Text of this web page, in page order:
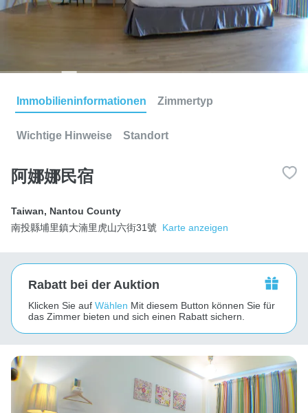
Immobilieninformationen Zimmertyp
Wichtige Hinweise Standort
阿娜娜民宿
Taiwan, Nantou County
南投縣埔里鎮大湳里虎山六街31號
Karte anzeigen
Rabatt bei der Auktion
Klicken Sie auf Wählen Mit diesem Button können Sie für
das Zimmer bieten und sich einen Rabatt sichern.